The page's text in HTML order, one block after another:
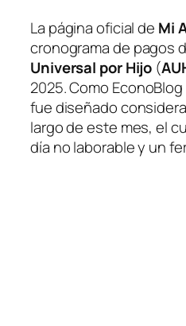
La página oficial de Mi
cronograma de pagos
Universal por Hijo (
2025. Como
fue diseñado
largo de este mes, el
día no laborable y un